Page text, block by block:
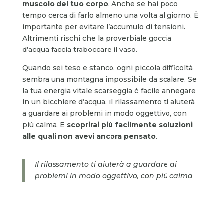
muscolo del tuo corpo. Anche se hai poco
tempo cerca di farlo almeno una volta al giorno. È
importante per evitare l’accumulo di tensioni.
Altrimenti rischi che la proverbiale goccia
d’acqua faccia traboccare il vaso.
Quando sei teso e stanco, ogni piccola difficoltà
sembra una montagna impossibile da scalare. Se
la tua energia vitale scarseggia è facile annegare
in un bicchiere d’acqua. Il rilassamento ti aiuterà
a guardare ai problemi in modo oggettivo, con
più calma. E scoprirai più facilmente soluzioni
alle quali non avevi ancora pensato.
Il rilassamento ti aiuterà a guardare ai
problemi in modo oggettivo, con più calma